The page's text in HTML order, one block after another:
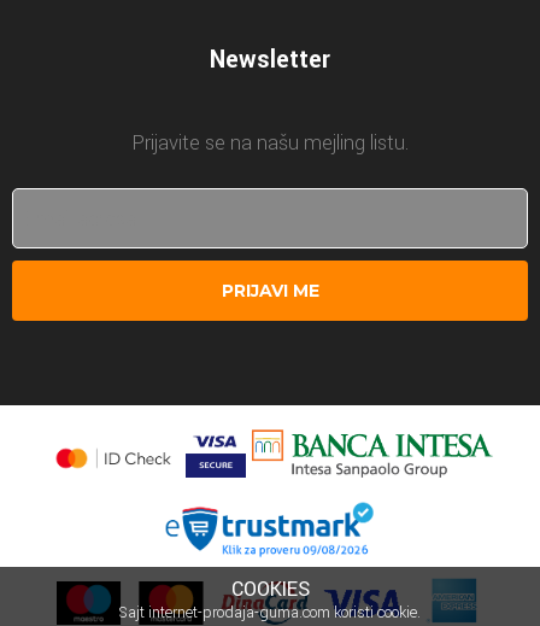
Newsletter
Prijavite se na našu mejling listu.
PRIJAVI ME
COOKIES
Sajt internet-prodaja-guma.com koristi cookie.